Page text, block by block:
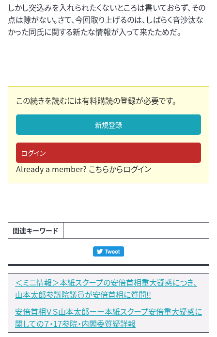
しかし突込みを入れられたくないところは書いておらず、その
点は隙がない。さて、今回取り上げるのは、しばらく音沙汰な
かった同氏に関する新たな情報が入って来たためだ。
この続きを読むには有料購読の登録が必要です。
新規登録
ログイン
Already a member? こちらからログイン
関連キーワード
＜ミニ情報＞本紙スクープの安倍首相重大疑惑につき、
山本太郎参議院議員が安倍首相に質問!!
安倍首相ＶＳ山本太郎ーー本紙スクープ安倍重大疑惑に
関しての７・17参院・内閣委質疑詳報